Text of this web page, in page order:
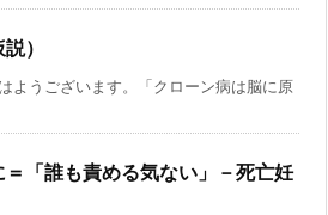
）
うございます。「クローン病は脳に原
「誰も責める気ない」－死亡妊